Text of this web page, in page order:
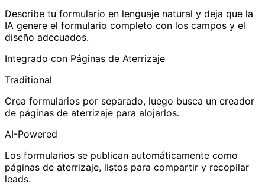
Describe tu formulario en lenguaje natural y deja que la
IA genere el formulario completo con los campos y el
diseño adecuados.
Integrado con Páginas de Aterrizaje
Traditional
Crea formularios por separado, luego busca un creador
de páginas de aterrizaje para alojarlos.
AI-Powered
Los formularios se publican automáticamente como
páginas de aterrizaje, listos para compartir y recopilar
leads.